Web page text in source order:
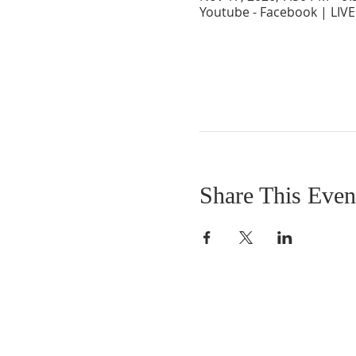
Youtube - Facebook | LIVE
Share This